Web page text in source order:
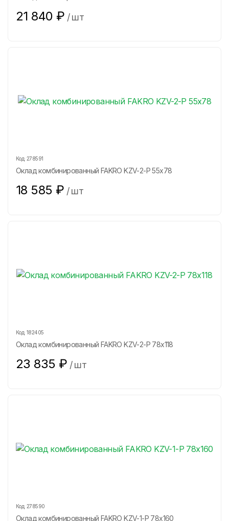
21 840 ₽ /шт
Код: 278591
Оклад комбинированный FAKRO KZV-2-P 55х78
18 585 ₽ /шт
Код: 182405
Оклад комбинированный FAKRO KZV-2-P 78х118
23 835 ₽ /шт
Код: 278590
Оклад комбинированный FAKRO KZV-1-P 78х160